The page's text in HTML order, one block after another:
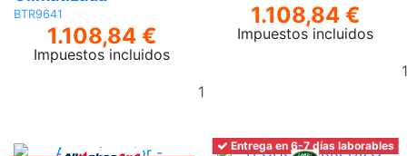
BTR9641
1.108,84 €
Impuestos incluidos
1.108,84 €
Impuestos incluidos
Entrega en 6-7 días laborables